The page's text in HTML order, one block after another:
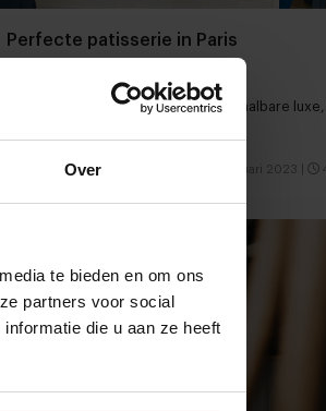
Over
te bieden en om ons
partners voor social
die u aan ze heeft
Perfecte patisserie in Paris
7 ambachtelijke bakkers en hun betaalbare
26 januari 2023
Restaurants